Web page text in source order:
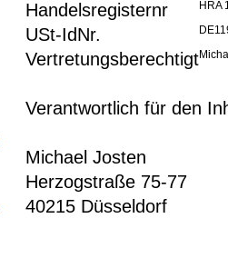
Handelsregisternr HRA
USt-IdNr.
Vertretungsberechtigt
Verantwortlich für den
Michael Josten
Herzogstraße 75-77
40215 Düsseldorf